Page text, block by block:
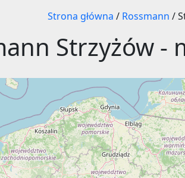
Strona główna / Rossmann /
Strzyżów -